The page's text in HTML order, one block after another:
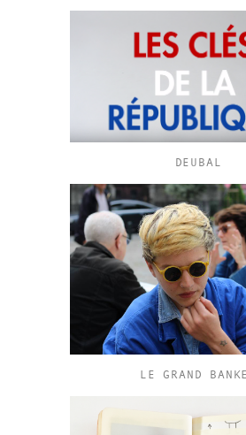
DEUBAL
LE GRAND